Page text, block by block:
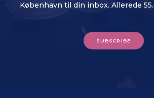
København til din inbox. Allerede
SUBSCRIBE